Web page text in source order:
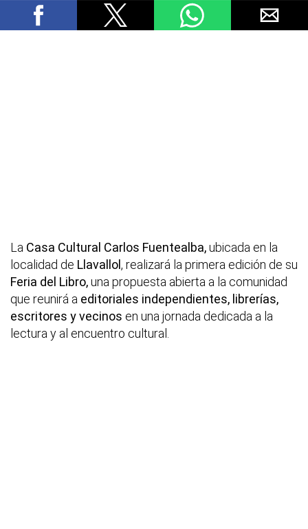
La Casa Cultural Carlos Fuentealba,ubicada en la
localidad de Llavallol, realizará la primera edición de su
Feria del Libro,una propuesta abierta a la comunidad
que reunirá a editoriales independientes, librerías,
escritores y vecinos en una jornada dedicada a la
lectura y al encuentro cultural.